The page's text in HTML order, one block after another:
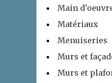
Main
Matériaux
Menuiseries
Murs et
Murs et